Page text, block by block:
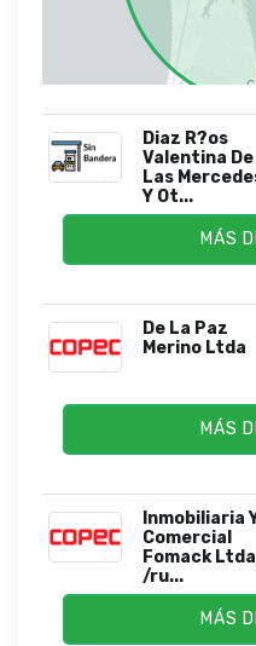
Diaz R?os
Valentina De
Las
Y Ot...
MÁS
De La Paz
Merino Ltda
MÁS
Inmobiliaria
Comercial
Fomack Ltda
/ru...
MÁS